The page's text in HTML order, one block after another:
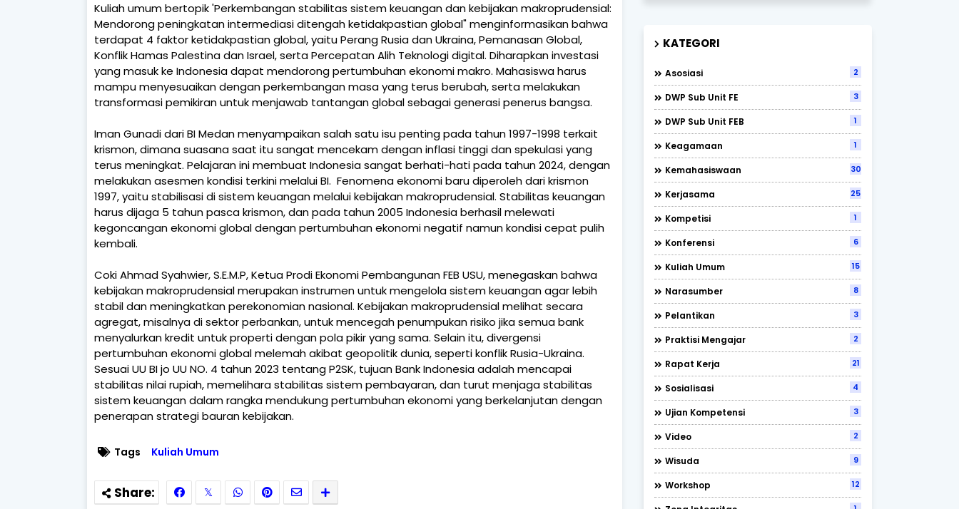
Kuliah umum bertopik 'Perkembangan stabilitas sistem keuangan dan kebijakan makroprudensial:
Mendorong peningkatan intermediasi ditengah ketidakpastian global" menginformasikan bahwa
terdapat 4 faktor ketidakpastian global, yaitu Perang Rusia dan Ukraina, Pemanasan Global,
Konflik Hamas Palestina dan Israel, serta Percepatan Alih Teknologi digital. Diharapkan investasi
yang masuk ke Indonesia dapat mendorong pertumbuhan ekonomi makro. Mahasiswa harus
mampu menyesuaikan dengan perkembangan masa yang terus berubah, serta melakukan
transformasi pemikiran untuk menjawab tantangan global sebagai generasi penerus bangsa.
Iman Gunadi dari BI Medan menyampaikan salah satu isu penting pada tahun 1997-1998 terkait
krismon, dimana suasana saat itu sangat mencekam dengan inflasi tinggi dan spekulasi yang
terus meningkat. Pelajaran ini membuat Indonesia sangat berhati-hati pada tahun 2024, dengan
melakukan asesmen kondisi terkini melalui BI. Fenomena ekonomi baru diperoleh dari krismon
1997, yaitu stabilisasi di sistem keuangan melalui kebijakan makroprudensial. Stabilitas keuangan
harus dijaga 5 tahun pasca krismon, dan pada tahun 2005 Indonesia berhasil melewati
kegoncangan ekonomi global dengan pertumbuhan ekonomi negatif namun kondisi cepat pulih
kembali.
Coki Ahmad Syahwier, S.E.M.P, Ketua Prodi Ekonomi Pembangunan FEB USU, menegaskan bahwa
kebijakan makroprudensial merupakan instrumen untuk mengelola sistem keuangan agar lebih
stabil dan meningkatkan perekonomian nasional. Kebijakan makroprudensial melihat secara
agregat, misalnya di sektor perbankan, untuk mencegah penumpukan risiko jika semua bank
menyalurkan kredit untuk properti dengan pola pikir yang sama. Selain itu, divergensi
pertumbuhan ekonomi global melemah akibat geopolitik dunia, seperti konflik Rusia-Ukraina.
Sesuai UU BI jo UU NO. 4 tahun 2023 tentang P2SK, tujuan Bank Indonesia adalah mencapai
stabilitas nilai rupiah, memelihara stabilitas sistem pembayaran, dan turut menjaga stabilitas
sistem keuangan dalam rangka mendukung pertumbuhan ekonomi yang berkelanjutan dengan
penerapan strategi bauran kebijakan.
Tags Kuliah Umum
KATEGORI
Asosiasi 2
DWP Sub Unit FE 3
DWP Sub Unit FEB 1
Keagamaan 1
Kemahasiswaan 30
Kerjasama 25
Kompetisi 1
Konferensi 6
Kuliah Umum 15
Narasumber 8
Pelantikan 3
Praktisi Mengajar 2
Rapat Kerja 21
Sosialisasi 4
Ujian Kompetensi 3
Video 2
Wisuda 9
Workshop 12